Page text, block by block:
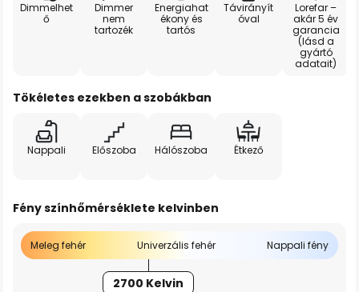
Dimmelhet
ő
Dimmer
nem
tartozék
Energiahat
ékony és
tartós
Távirányít
óval
Lorefar –
akár 5 év
garancia
(lásd a
gyártó
adatait)
Tökéletes ezekben a szobákban
Nappali Előszoba Hálószoba Étkező
Fény színhőmérséklete kelvinben
Meleg fehér Univerzális fehér Nappali fény
2700 Kelvin